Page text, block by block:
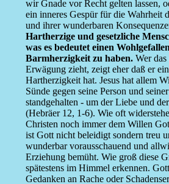
wir Gnade vor Recht gelten lassen,
ein inneres Gespür für die Wahrheit
und ihrer wunderbaren
Hartherzige und gesetzliche
was es bedeutet einen
Barmherzigkeit zu haben.Wer das
Erwägung zieht, zeigt eher daß er
Hartherzigkeit hat. Jesus hat allem
Sünde gegen seine Person und
standgehalten - um der Liebe und
(Hebräer 12, 1-6). Wie oft
Christen noch immer dem Willen
ist Gott nicht beleidigt sondern treu
wunderbar vorausschauend und
Erziehung bemüht. Wie groß diese
spätestens im Himmel erkennen.
Gedanken an Rache oder